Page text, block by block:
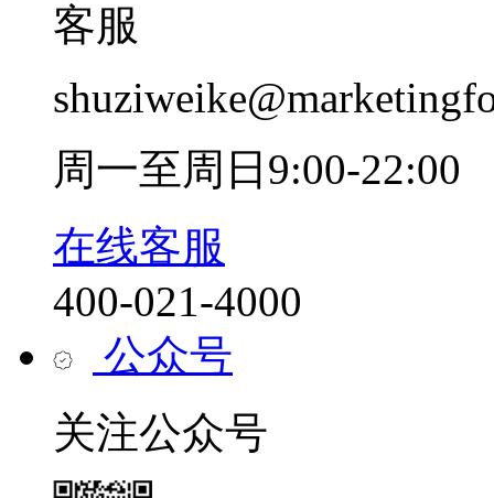
客服
周一至周日9:00-22:00
在线客服
400-021-4000
公众号
关注公众号